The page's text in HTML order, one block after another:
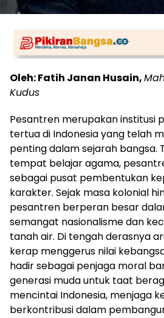
Oleh: Fatih Janan Husain,
Kudus
Pesantren merupakan institusi
tertua di Indonesia yang telah
penting dalam sejarah bangsa.
tempat belajar agama,
sebagai pusat pembentukan
karakter. Sejak masa kolonial
pesantren berperan besar
semangat nasionalisme dan
tanah air. Di tengah derasnya
kerap menggerus nilai
hadir sebagai penjaga moral
generasi muda untuk taat
mencintai Indonesia, menjaga
berkontribusi dalam